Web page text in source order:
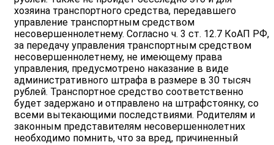
хозяина транспортного средства, передавшего
управление транспортным средством
несовершеннолетнему. Согласно ч. 3 ст. 12.7 КоАП РФ,
за передачу управления транспортным средством
несовершеннолетнему, не имеющему права
управления, предусмотрено наказание в виде
административного штрафа в размере в 30 тысяч
рублей. Транспортное средство соответственно
будет задержано и отправлено на штрафстоянку, со
всеми вытекающими последствиями. Родителям и
законным представителям несовершеннолетних
необходимо помнить, что за вред, причиненный